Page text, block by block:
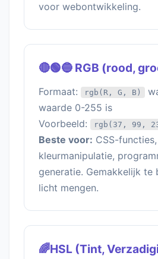
voor webontwikkeling.
🔴🟢🔵 RGB (rood,
Formaat: rgb(R, G, B)
waarde 0-255 is
Voorbeeld:
rgb(37, 99,
Beste voor: CSS-
kleurmanipulatie,
generatie. Gemakkelijk te
licht mengen.
🌈HSL (Tint,